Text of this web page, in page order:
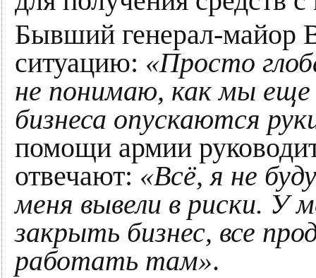
Бывший генерал-майор
ситуацию: «Просто
не понимаю, как мы
бизнеса опускаются
помощи армии
отвечают: «Всё, я не
меня вывели в риски. У
закрыть бизнес, все
работать там».